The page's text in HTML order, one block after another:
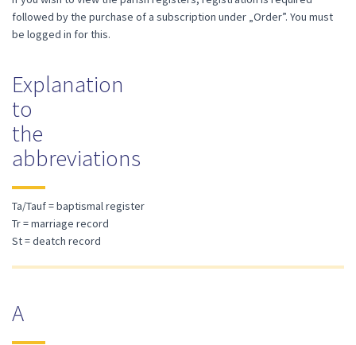
followed by the purchase of a subscription under „Order”. You must
be logged in for this.
Explanation
to
the
abbreviations
Ta/Tauf = baptismal register
Tr = marriage record
St = deatch record
A